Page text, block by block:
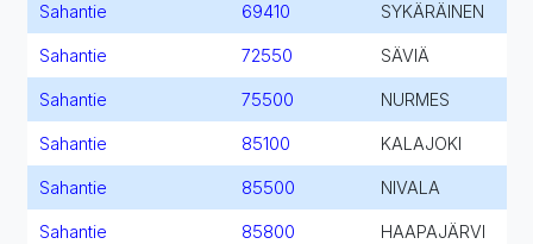
Sahantie 69410 SYKÄRÄINEN
Sahantie 72550 SÄVIÄ
Sahantie 75500 NURMES
Sahantie 85100 KALAJOKI
Sahantie 85500 NIVALA
Sahantie 85800 HAAPAJÄRVI